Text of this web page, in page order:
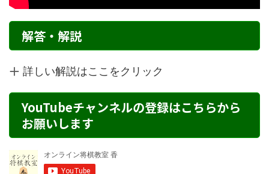
解答・解説
詳しい解説はここをクリック
YouTubeチャンネルの登録はこちらから
お願いします